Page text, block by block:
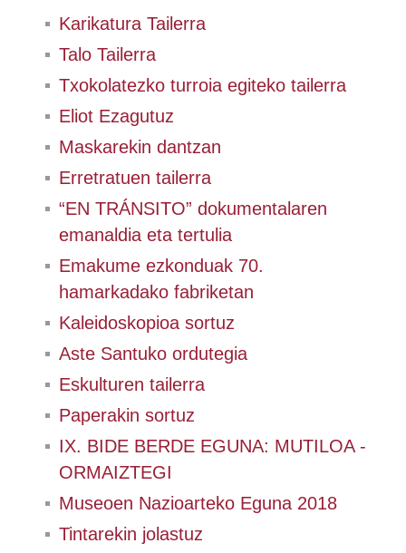
Karikatura Tailerra
Talo Tailerra
Txokolatezko turroia egiteko tailerra
Eliot Ezagutuz
Maskarekin dantzan
Erretratuen tailerra
“EN TRÁNSITO” dokumentalaren
emanaldia eta tertulia
Emakume ezkonduak 70.
hamarkadako fabriketan
Kaleidoskopioa sortuz
Aste Santuko ordutegia
Eskulturen tailerra
Paperakin sortuz
IX. BIDE BERDE EGUNA: MUTILOA -
ORMAIZTEGI
Museoen Nazioarteko Eguna 2018
Tintarekin jolastuz